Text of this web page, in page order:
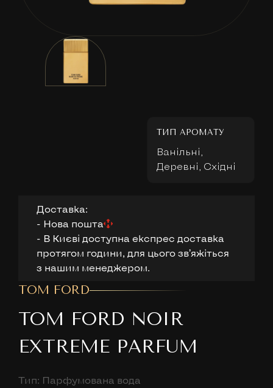
ТИП АРОМАТУ
Ванільні,
Деревні, Східні
Доставка:
- Нова пошта
- В Києві доступна експрес доставка
протягом години, для цього звʼяжіться
з нашим менеджером.
TOM FORD
TOM FORD NOIR
EXTREME PARFUM
Тип: Парфумована вода